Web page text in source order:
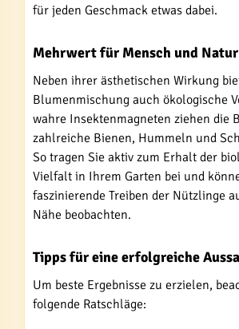
für jeden Geschmack etwas dabei.
Mehrwert für Mensch und Natur
Neben ihrer ästhetischen Wirkung
Blumenmischung auch ökologische
wahre Insektenmagneten ziehen die
zahlreiche Bienen, Hummeln und
So tragen Sie aktiv zum Erhalt der
Vielfalt in Ihrem Garten bei und
faszinierende Treiben der Nützlinge
Nähe beobachten.
Tipps für eine erfolgreiche
Um beste Ergebnisse zu erzielen,
folgende Ratschläge: